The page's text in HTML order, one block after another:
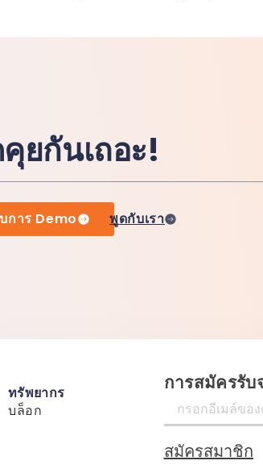
ยกันเถอะ!
การ Demo พูดกับเรา
ทรัพยากร
บล็อก
การสมัครรั
สมัครสมาชิก